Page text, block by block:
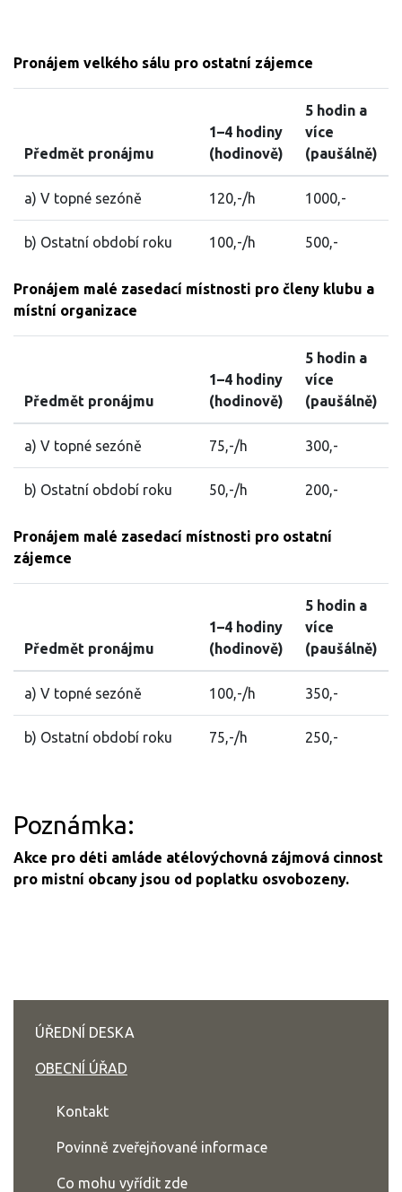
Pronájem velkého sálu pro ostatní zájemce
Předmět pronájmu
1–4 hodiny
(hodinově)
5 hodin a
více
(paušálně)
a) V topné sezóně 120,-/h 1000,-
b) Ostatní období roku 100,-/h 500,-
Pronájem malé zasedací místnosti pro členy klubu a
místní organizace
Předmět pronájmu
1–4 hodiny
(hodinově)
5 hodin a
více
(paušálně)
a) V topné sezóně 75,-/h 300,-
b) Ostatní období roku 50,-/h 200,-
Pronájem malé zasedací místnosti pro ostatní
zájemce
Předmět pronájmu
1–4 hodiny
(hodinově)
5 hodin a
více
(paušálně)
a) V topné sezóně 100,-/h 350,-
b) Ostatní období roku 75,-/h 250,-
Poznámka:
Akce pro déti amláde atélovýchovná zájmová cinnost
pro mistní obcany jsou od poplatku osvobozeny.
ÚŘEDNÍ DESKA
OBECNÍ ÚŘAD
Kontakt
Povinně zveřejňované informace
Co mohu vyřídit zde